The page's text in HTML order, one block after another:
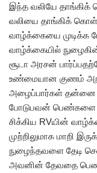
இந்த வலியே தாங்கிக்
வலியை தாங்கிக்
வாழ்க்கையை முடிக்க
வாழ்க்கையில்
சூடா அரசன்
உண்மையான குணம்
அழைப்பார்கள் தன்னை
போடுபவன் பெண்களை
சிக்கிய RVயின்
முற்றிலுமாக மாறி
நுழைந்தவளை தேடி
அவனின் தேவதை